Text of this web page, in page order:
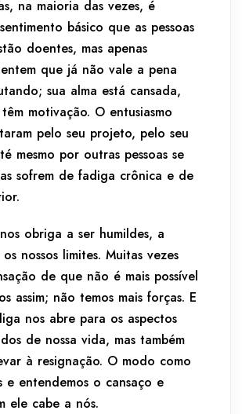
na maioria das vezes, é
básico que as pessoas
doentes, mas apenas
que já não vale a pena
sua alma está cansada,
motivação. O entusiasmo
pelo seu projeto, pelo seu
mesmo por outras pessoas se
sofrem de fadiga crônica e de
obriga a ser humildes, a
nossos limites. Muitas vezes
de que não é mais possível
assim; não temos mais forças. E
nos abre para os aspectos
de nossa vida, mas também
à resignação. O modo como
e entendemos o cansaço e
ele cabe a nós.